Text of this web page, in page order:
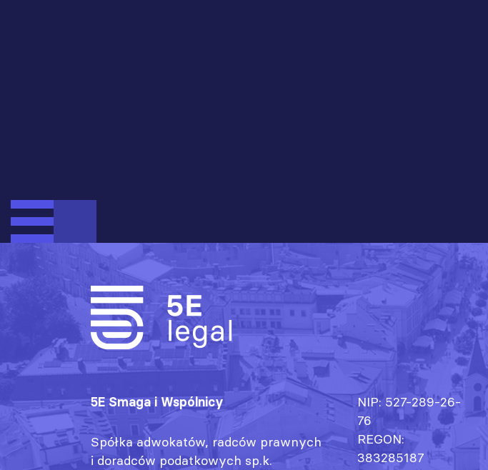
5E Smaga i Wspólnicy
Spółka adwokatów, radców prawnych
i doradców podatkowych sp.k.
NIP: 527-289-26-
76
REGON:
383285187